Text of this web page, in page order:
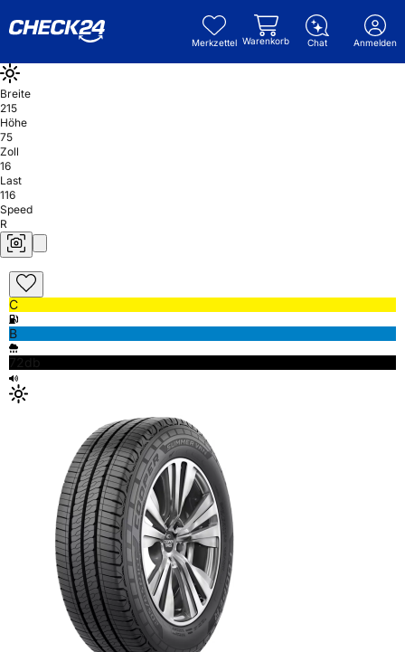
Merkzettel Warenkorb Chat Anmelden
Breite
215
Höhe
75
Zoll
16
Last
116
Speed
R
C
B
72db